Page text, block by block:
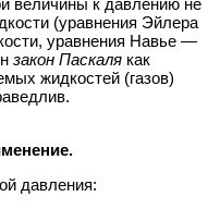
величины к давлению не
(уравнения Эйлера
уравнения Навье —
закон Паскаля как
жидкостей (газов)
давления: